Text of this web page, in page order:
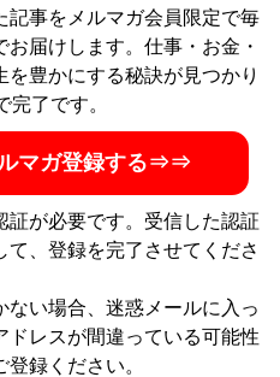
記事をメルマガ会員限定で毎
届けします。仕事・お金・
豊かにする秘訣が見つかり
完了です。
マガ登録する⇒⇒
が必要です。受信した認証
て、登録を完了させてくださ
い場合、迷惑メールに入っ
ドレスが間違っている可能性
録ください。